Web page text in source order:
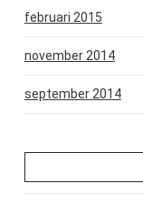
februari 2015
november 2014
september 2014